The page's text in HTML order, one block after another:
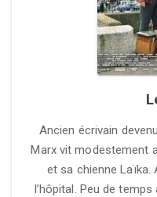
Ancien écrivain
Marx vit modestement
et sa chienne Laïka.
l’hôpital. Peu de